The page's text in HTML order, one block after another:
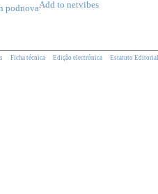
Ficha técnica Edição electrónica Estatuto Editorial